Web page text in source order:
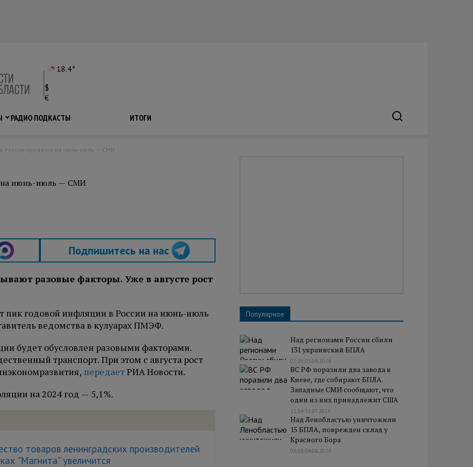
18.4°
$
€
РАДИО ПОДКАСТЫ ИТОГИ
России придется на июнь-июль — СМИ
на июнь-июль — СМИ
Подпишитесь на нас
разовые факторы. Уже в августе рост
годовой инфляции в России на июнь-июль
ведомства в кулуарах ПМЭФ.
будет обусловлен разовыми факторами.
транспорт. При этом с августа рост
передаетРИА Новости.
на 2024 год — 5,1%.
товаров ленинградских производителей
"Магнита" увеличится
Популярное
Над регионами России сбили
131 украинский БПЛА
07:25 03.08.2026
ВС РФ поразили два завода в
Киеве, где собирают БПЛА.
Западные СМИ сообщают, что
один из них принадлежит США
11:34 31.07.2026
Над Ленобластью уничтожили
15 БПЛА, поврежден склад у
Красного Бора
06:18 04.08.2026